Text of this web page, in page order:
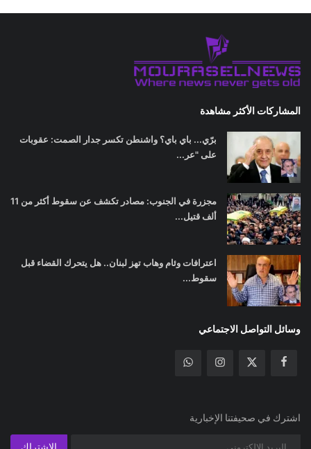
المشاركات الأكثر مشاهدة
برّي... باي باي؟ واشنطن تكسر جدار الصمت: عقوبات
على "عر...
مجزرة في الجنوب: مصادر تكشف عن سقوط أكثر من 11
ألف قتيل...
اعترافات وئام وهاب تهز لبنان.. هل يتحرك القضاء قبل
سقوط...
وسائل التواصل الاجتماعي
اشترك في صحيفتنا الإخبارية